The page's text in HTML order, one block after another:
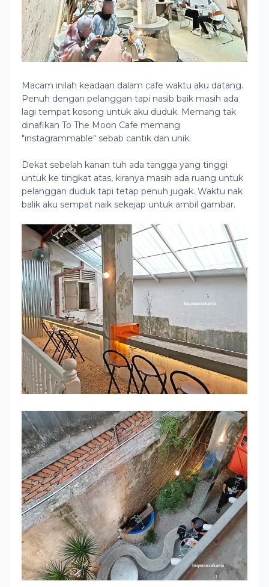
Macam inilah keadaan dalam cafe waktu aku datang.
Penuh dengan pelanggan tapi nasib baik masih ada
lagi tempat kosong untuk aku duduk. Memang tak
dinafikan To The Moon Cafe memang
"instagrammable" sebab cantik dan unik.
Dekat sebelah kanan tuh ada tangga yang tinggi
untuk ke tingkat atas, kiranya masih ada ruang untuk
pelanggan duduk tapi tetap penuh jugak. Waktu nak
balik aku sempat naik sekejap untuk ambil gambar.